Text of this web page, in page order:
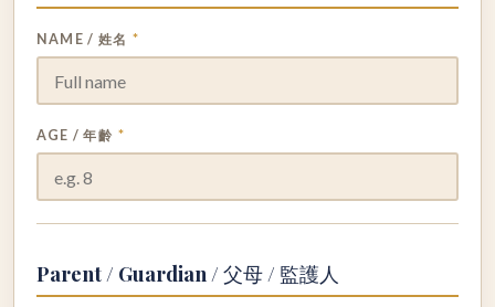
NAME / 姓名 *
AGE / 年齡 *
Parent / Guardian / 父母 / 監護人